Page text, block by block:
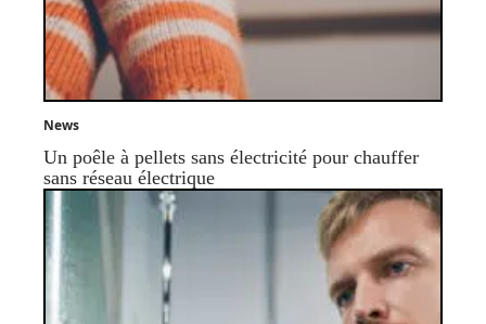
News
Un poêle à pellets sans électricité pour chauffer
sans réseau électrique